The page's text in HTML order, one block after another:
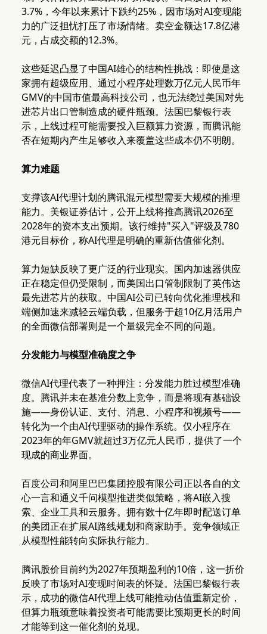
3.7%，今年以来累计下跌约25%，因市场对AI变现能
力的广泛担忧打压了市场情绪。卖空金额达17.8亿港
元，占成交额的12.3%。
这些延迟凸显了中国AI雄心的结构性挑战：即使是这
家拥有超级应用、通过小程序处理数万亿元人民币年
GMV的中国市值最高科技公司，也无法绕过美国对先
进芯片出口管制造成的硬件瓶颈。法国巴黎银行表
示，上线过程可能需要投入巨额算力资源，而腾讯能
否在短期内产生足够收入来覆盖这些成本仍不明朗。
算力难题
支撑该AI代理计划的腾讯混元模型需要大规模的推理
能力。美银证券估计，公开上线将推高腾讯2026至
2028年的资本支出预期。该行维持"买入"评级及780
港元目标价，称AI代理是明确的重新估值催化剂。
算力短缺反映了更广泛的行业现实。国内加速器供应
正在稳定但仍受限制，而美国出口管制限制了英伟达
最先进芯片的获取。中国AI公司已转向优化推理栈和
端侧加速来减轻云端负载，但服务于超10亿月活用户
的全面微信部署则是一个量级完全不同的问题。
分发能力与模型准确度之争
微信AI代理代表了一种押注：分发能力胜过模型准确
度。腾讯并未在基准分数上竞争，而是将现有基础设
施——身份认证、支付、消息、小程序和视频号——
转化为一个由AI代理驱动的操作系统。仅小程序在
2023年的年GMV就超过3万亿元人民币，提供了一个
现成的商业界面。
百度公司和阿里巴巴集团控股有限公司正以各自的文
心一言和通义千问模型推进类似策略，将AI嵌入搜
索、企业工具和云服务。拥有数十亿年即时配送订单
的美团正在扩展AI路线规划和商家助手。竞争领域正
从模型性能转向实际执行能力。
腾讯股价目前约为2027年预期盈利的10倍，这一折价
反映了市场对AI变现时间表的怀疑。法国巴黎银行表
示，成功的微信AI代理上线可能推动估值重新定价，
但算力瓶颈意味着投资者可能需要比预期更长的时间
才能等到这一催化剂的兑现。